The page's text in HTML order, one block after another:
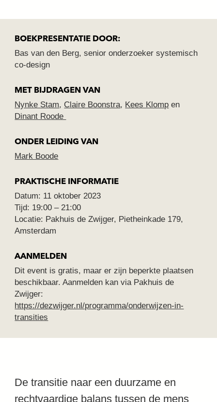
BOEKPRESENTATIE DOOR:
Bas van den Berg, senior onderzoeker systemisch
co-design
MET BIJDRAGEN VAN
Nynke Stam, Claire Boonstra, Kees Klomp en
Dinant Roode
ONDER LEIDING VAN
Mark Boode
PRAKTISCHE INFORMATIE
Datum: 11 oktober 2023
Tijd: 19:00 – 21:00
Locatie: Pakhuis de Zwijger, Pietheinkade 179,
Amsterdam
AANMELDEN
Dit event is gratis, maar er zijn beperkte plaatsen
beschikbaar. Aanmelden kan via Pakhuis de
Zwijger:
https://dezwijger.nl/programma/onderwijzen-in-
transities
De transitie naar een duurzame en
rechtvaardige balans tussen de mens